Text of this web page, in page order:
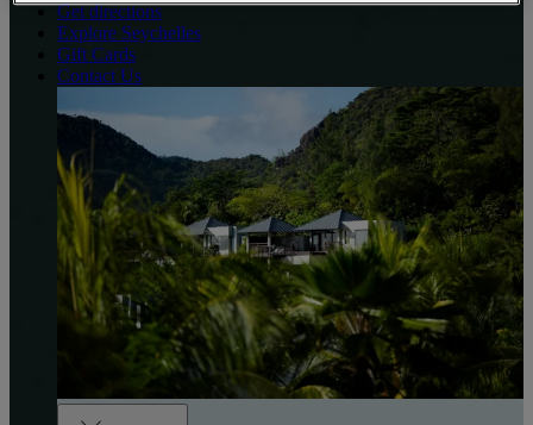
Get directions
Explore Seychelles
Gift Cards
Contact Us